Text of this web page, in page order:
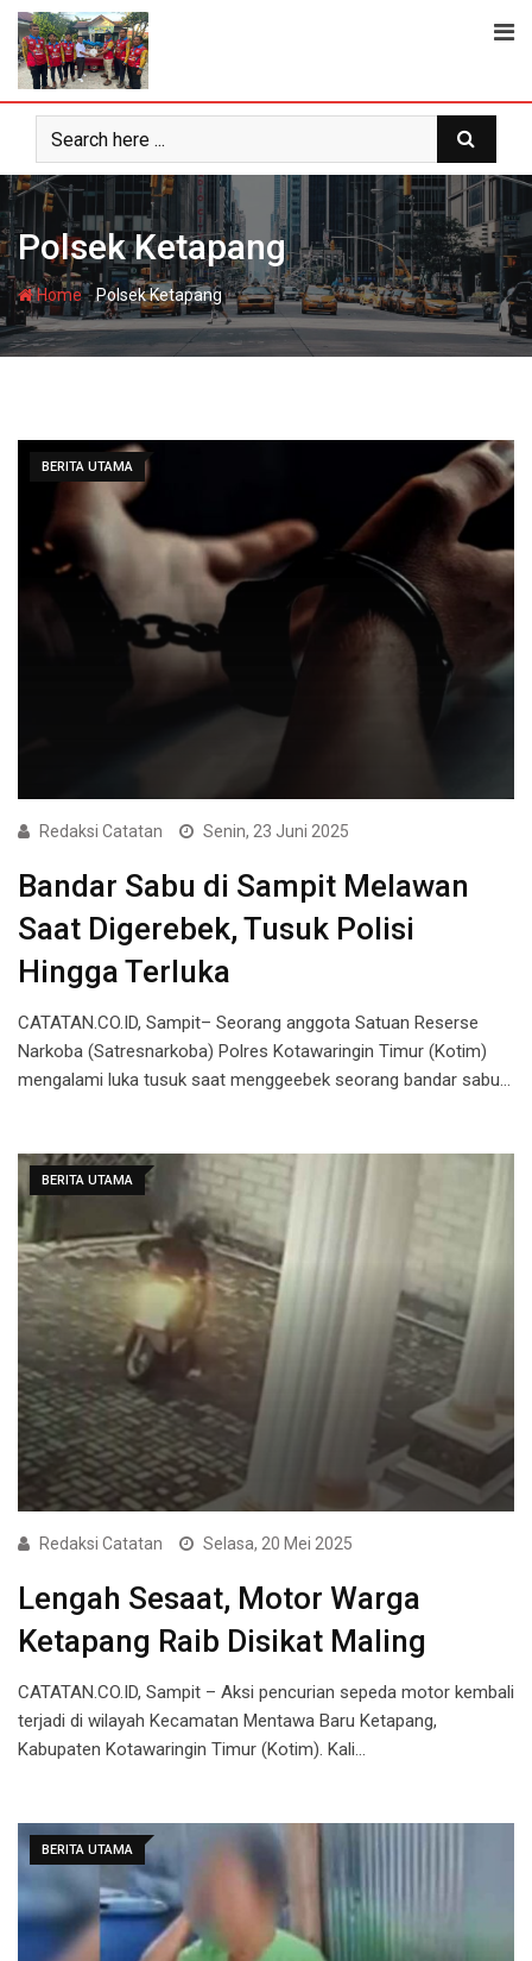
Skip
content
Polsek Ketapang
Home-Polsek Ketapang
BERITA UTAMA
Redaksi Catatan Senin, 23 Juni 2025
Bandar Sabu di Sampit Melawan
Saat Digerebek, Tusuk Polisi
Hingga Terluka
CATATAN.CO.ID, Sampit– Seorang anggota Satuan Reserse
Narkoba (Satresnarkoba) Polres Kotawaringin Timur (Kotim)
mengalami luka tusuk saat menggeebek seorang bandar sabu…
BERITA UTAMA
Redaksi Catatan Selasa, 20 Mei 2025
Lengah Sesaat, Motor Warga
Ketapang Raib Disikat Maling
CATATAN.CO.ID, Sampit – Aksi pencurian sepeda motor kembali
terjadi di wilayah Kecamatan Mentawa Baru Ketapang,
Kabupaten Kotawaringin Timur (Kotim). Kali…
BERITA UTAMA